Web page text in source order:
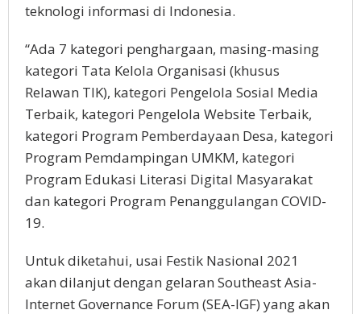
teknologi informasi di Indonesia.
“Ada 7 kategori penghargaan, masing-masing
kategori Tata Kelola Organisasi (khusus
Relawan TIK), kategori Pengelola Sosial Media
Terbaik, kategori Pengelola Website Terbaik,
kategori Program Pemberdayaan Desa, kategori
Program Pemdampingan UMKM, kategori
Program Edukasi Literasi Digital Masyarakat
dan kategori Program Penanggulangan COVID-
19.
Untuk diketahui, usai Festik Nasional 2021
akan dilanjut dengan gelaran Southeast Asia-
Internet Governance Forum (SEA-IGF) yang akan